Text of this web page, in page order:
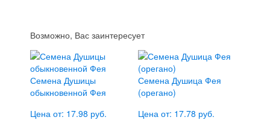
Возможно, Вас заинтересует
Семена Душицы
обыкновенной Фея
Цена от: 17.98 руб.
Семена Душица Фея
(орегано)
Цена от: 17.78 руб.